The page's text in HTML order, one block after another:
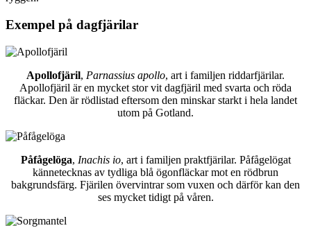
Exempel på dagfjärilar
Apollofjäril, Parnassius apollo, art i familjen riddarfjärilar.
Apollofjäril är en mycket stor vit dagfjäril med svarta och röda
fläckar. Den är rödlistad eftersom den minskar starkt i hela landet
utom på Gotland.
Påfågelöga, Inachis io, art i familjen praktfjärilar. Påfågelögat
kännetecknas av tydliga blå ögonfläckar mot en rödbrun
bakgrundsfärg. Fjärilen övervintrar som vuxen och därför kan den
ses mycket tidigt på våren.